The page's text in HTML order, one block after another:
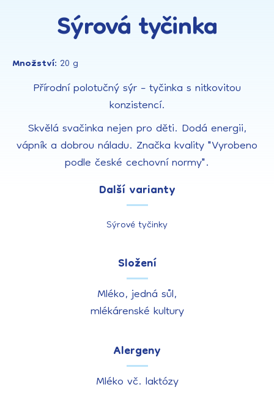
Sýrová tyčinka
Množství: 20 g
Přírodní polotučný sýr – tyčinka s nitkovitou
konzistencí.
Skvělá svačinka nejen pro děti. Dodá energii,
vápník a dobrou náladu. Značka kvality "Vyrobeno
podle české cechovní normy".
Další varianty
Sýrové tyčinky
Složení
Mléko, jedná sůl,
mlékárenské kultury
Alergeny
Mléko vč. laktózy